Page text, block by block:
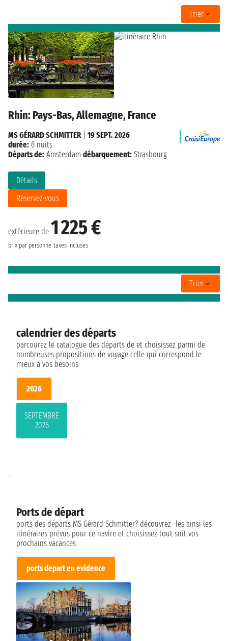
Trier
Rhin: Pays-Bas, Allemagne, France
extérieure de 1 225 €
prix par personne taxes incluses
Détails
Réservez-vous
MS GÉRARD SCHMITTER
19 SEPT. 2026
durée: 6 nuits
Départs de: Amsterdam débarquement: Strasbourg
Trier
calendrier des départs
parcourez le catalogue des départs de et choisissez parmi de
nombreuses propositions de voyage celle qui correspond le
mieux à vos besoins
2026
SEPTEMBRE
2026
Ports de départ
ports des départs MS Gérard Schmitter? découvrez -les ainsi les
itinéraires prévus pour ce navire et choisissez tout suit vos
prochains vacances
ports depart en evidence
-